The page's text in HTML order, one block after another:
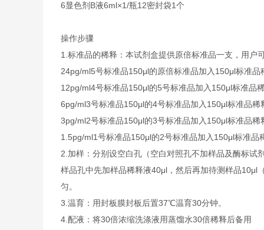
6显色剂B液6ml×1/瓶12密封袋1个
操作步骤
1.标准品的稀释：本试剂盒提供原倍标准品一支，用户
24pg/ml5号标准品150μl的原倍标准品加入150μl标准品
12pg/ml4号标准品150μl的5号标准品加入150μl标准品
6pg/ml3号标准品150μl的4号标准品加入150μl标准品稀
3pg/ml2号标准品150μl的3号标准品加入150μl标准品稀
1.5pg/ml1号标准品150μl的2号标准品加入150μl标准品
2.加样：分别设空白孔（空白对照孔不加样品及酶标试
样品孔中先加样品稀释液40μl，然后再加待测样品10μl
匀。
3.温育：用封板膜封板后置37℃温育30分钟。
4.配液：将30倍浓缩洗涤液用蒸馏水30倍稀释后备用